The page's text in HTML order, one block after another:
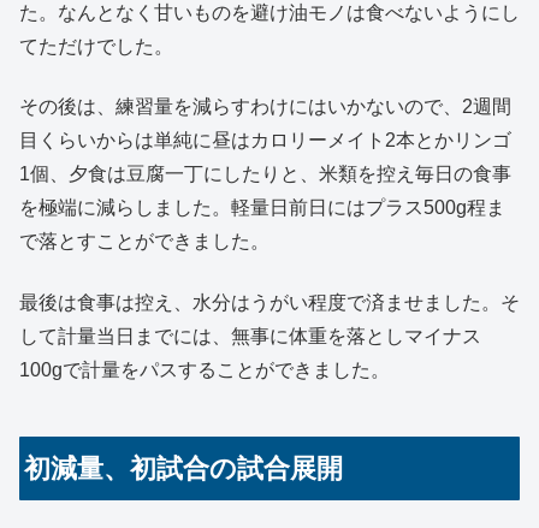
た。なんとなく甘いものを避け油モノは食べないようにし
てただけでした。
その後は、練習量を減らすわけにはいかないので、2週間
目くらいからは単純に昼はカロリーメイト2本とかリンゴ
1個、夕食は豆腐一丁にしたりと、米類を控え毎日の食事
を極端に減らしました。軽量日前日にはプラス500g程ま
で落とすことができました。
最後は食事は控え、水分はうがい程度で済ませました。そ
して計量当日までには、無事に体重を落としマイナス
100gで計量をパスすることができました。
初減量、初試合の試合展開